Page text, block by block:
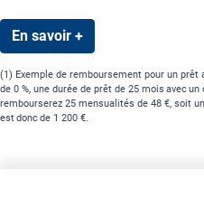
En savoir +
(1) Exemple de remboursement pour un
de 0 %, une durée de prêt de 25 mois avec
rembourserez 25 mensualités de 48 €, soit
est donc de 1 200 €.